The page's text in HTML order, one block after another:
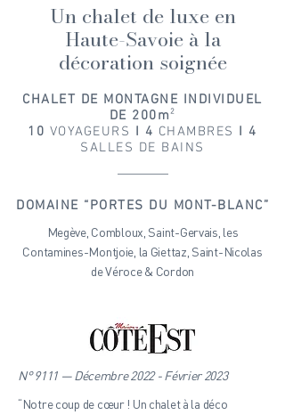
Un chalet de luxe en
Haute-Savoie à la
décoration soignée
CHALET DE MONTAGNE INDIVIDUEL
DE 200m²
10 VOYAGEURS I 4 CHAMBRES I 4
SALLES DE BAINS
DOMAINE “PORTES DU MONT-BLANC”
Megève, Combloux, Saint-Gervais, les
Contamines-Montjoie, la Giettaz, Saint-Nicolas
de Véroce & Cordon
N° 9111 — Décembre 2022 - Février 2023
“Notre coup de cœur ! Un chalet à la déco